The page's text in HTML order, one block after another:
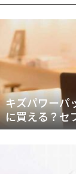
キズパワーパ
に買える？セ
ソン徹底調査